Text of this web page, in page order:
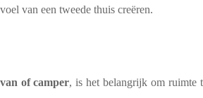
van een tweede thuis creëren.
of camper, is het belangrijk om ruimte